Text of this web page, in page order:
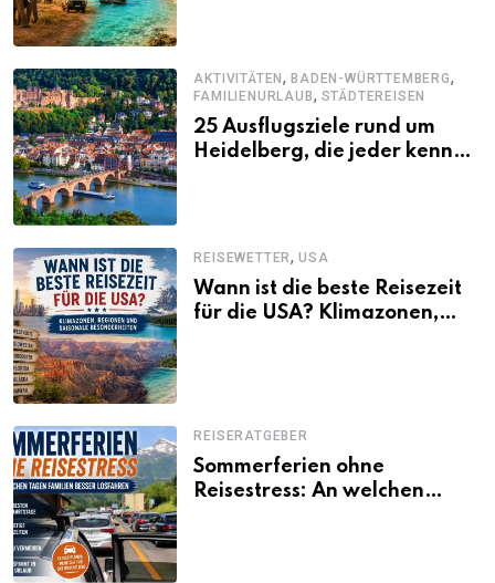
AKTIVITÄTEN,BADEN-WÜRTTEMBERG,
FAMILIENURLAUB, STÄDTEREISEN
25 Ausflugsziele rund um
Heidelberg, die jeder kennen
REISEWETTER,USA
Wann ist die beste Reisezeit
für die USA? Klimazonen,
REISERATGEBER
Sommerferien ohne
Reisestress: An welchen